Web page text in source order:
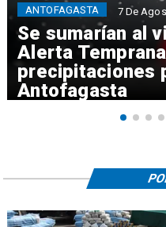
Se sumarían al
Alerta
precipitaciones
Antofagasta
ANTOFAGASTA 7 De